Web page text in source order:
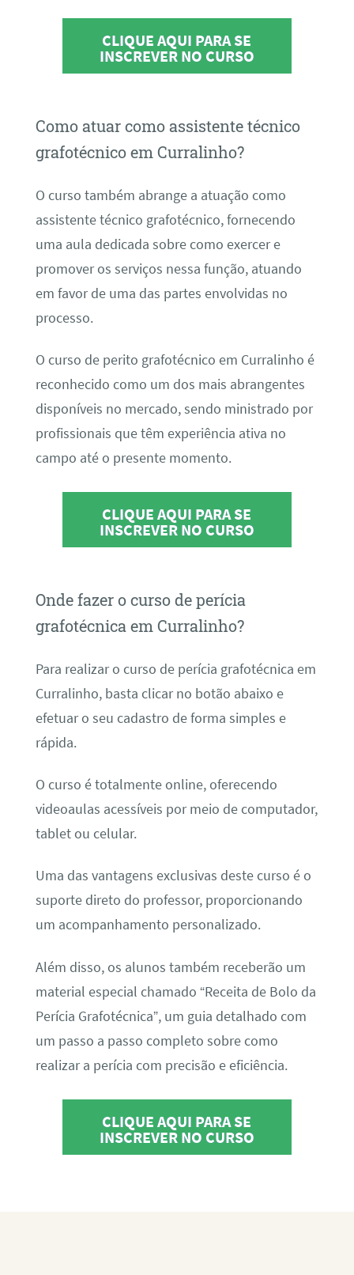
CLIQUE AQUI PARA SE
INSCREVER NO CURSO
Como atuar como assistente técnico
grafotécnico em Curralinho?
O curso também abrange a atuação como
assistente técnico grafotécnico, fornecendo
uma aula dedicada sobre como exercer e
promover os serviços nessa função, atuando
em favor de uma das partes envolvidas no
processo.
O curso de perito grafotécnico em Curralinho é
reconhecido como um dos mais abrangentes
disponíveis no mercado, sendo ministrado por
profissionais que têm experiência ativa no
campo até o presente momento.
CLIQUE AQUI PARA SE
INSCREVER NO CURSO
Onde fazer o curso de perícia
grafotécnica em Curralinho?
Para realizar o curso de perícia grafotécnica em
Curralinho, basta clicar no botão abaixo e
efetuar o seu cadastro de forma simples e
rápida.
O curso é totalmente online, oferecendo
videoaulas acessíveis por meio de computador,
tablet ou celular.
Uma das vantagens exclusivas deste curso é o
suporte direto do professor, proporcionando
um acompanhamento personalizado.
Além disso, os alunos também receberão um
material especial chamado “Receita de Bolo da
Perícia Grafotécnica”, um guia detalhado com
um passo a passo completo sobre como
realizar a perícia com precisão e eficiência.
CLIQUE AQUI PARA SE
INSCREVER NO CURSO